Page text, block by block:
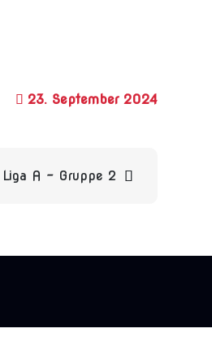
23. September 2024
A – Gruppe 2